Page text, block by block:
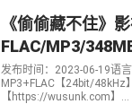
《偷偷藏不住》
FLAC/MP3/
发布时间：2023-06-19语
MP3+FLAC【24bit/48kHz
【https://wusunk.com】...